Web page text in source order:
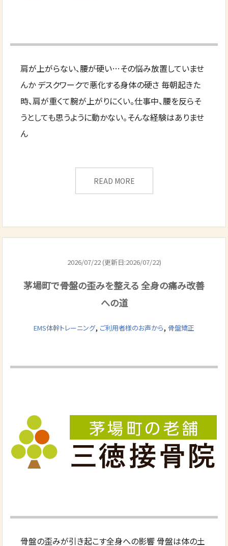
肩が上がらない、腰が硬い…その悩み放置していませ
んか デスクワークで悪化する身体の硬さ 毎朝起きた
時、肩が重くて腕が上がりにくい。仕事中、腰を反らそ
うとしても思うように動かない。そんな経験はありませ
ん
READ MORE
2026/07/22 (更新日:2026/07/22)
茅場町で骨盤の歪みを整える 全身の痛み改善
への道
EMS体幹トレーニング, ご利用者様のお声から, 骨盤矯正
骨盤の歪みが引き起こす全身への影響 骨盤は体の土